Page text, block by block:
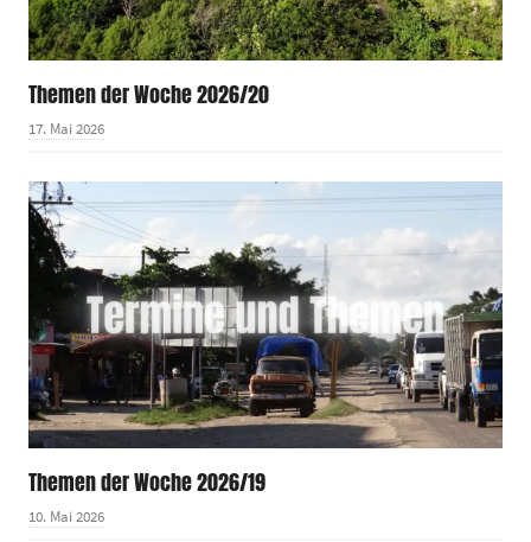
Themen der Woche 2026/20
17. Mai 2026
Themen der Woche 2026/19
10. Mai 2026